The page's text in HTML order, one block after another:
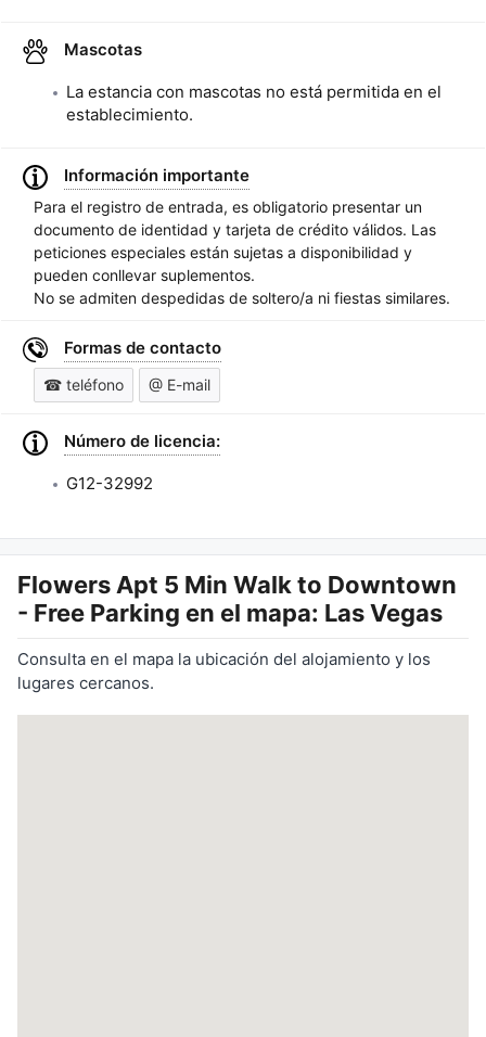
Mascotas
La estancia con mascotas no está permitida en el
establecimiento.
Información importante
Para el registro de entrada, es obligatorio presentar un
documento de identidad y tarjeta de crédito válidos. Las
peticiones especiales están sujetas a disponibilidad y
pueden conllevar suplementos.
No se admiten despedidas de soltero/a ni fiestas similares.
Formas de contacto
☎ teléfono @ E-mail
Número de licencia:
G12-32992
Flowers Apt 5 Min Walk to Downtown
- Free Parking en el mapa: Las Vegas
Consulta en el mapa la ubicación del alojamiento y los
lugares cercanos.